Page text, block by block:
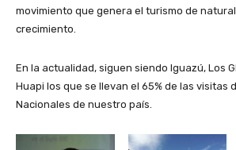
movimiento que genera el turismo de
crecimiento.
En la actualidad, siguen siendo Iguazú, Los
Huapi los que se llevan el 65% de las visitas
Nacionales de nuestro país.